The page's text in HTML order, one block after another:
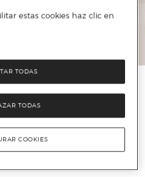
volante
estas cookies haz clic en
TODAS
TODAS
COOKIES